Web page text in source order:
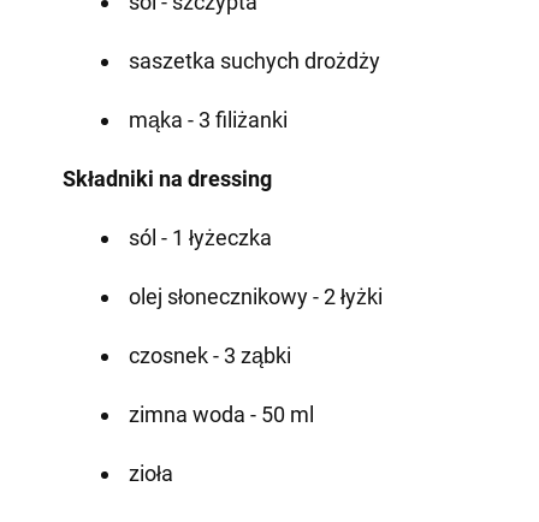
saszetka suchych drożdży
mąka - 3 filiżanki
Składniki na dressing
sól - 1 łyżeczka
olej słonecznikowy - 2 łyżki
czosnek - 3 ząbki
zimna woda - 50 ml
zioła